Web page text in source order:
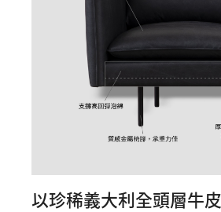
以珍稀義大利全頭層牛